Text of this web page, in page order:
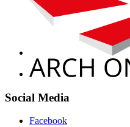
Social Media
Facebook